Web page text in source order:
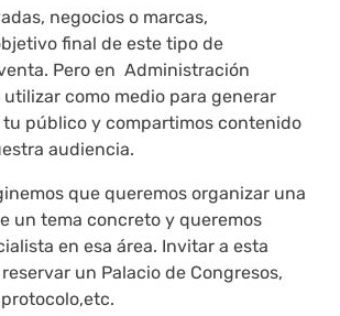
negocios o marcas,
final de este tipo de
Pero en Administración
como medio para generar
público y compartimos contenido
audiencia.
que queremos organizar una
un tema concreto y queremos
en esa área. Invitar a esta
un Palacio de Congresos,